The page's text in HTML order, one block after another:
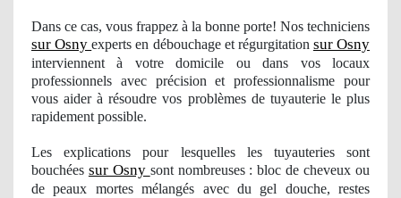
Dans ce cas, vous frappez à la bonne porte! Nos techniciens
sur Osnyexperts en débouchage et régurgitation sur Osny
interviennent à votre domicile ou dans vos locaux
professionnels avec précision et professionnalisme pour
vous aider à résoudre vos problèmes de tuyauterie le plus
rapidement possible.
Les explications pour lesquelles les tuyauteries sont
bouchées sur Osny sont nombreuses : bloc de cheveux ou
de peaux mortes mélangés avec du gel douche, restes